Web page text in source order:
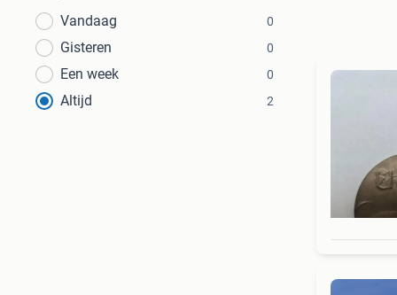
Vandaag
0
Gisteren 0
Een week 0
Altijd 2